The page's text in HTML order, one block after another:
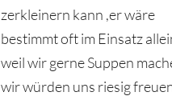
zerkleinern kann ,er wäre
bestimmt oft im Einsatz
weil wir gerne Suppen
wir würden uns riesig